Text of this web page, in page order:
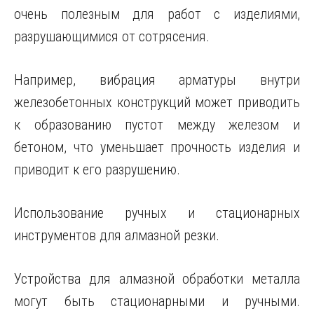
очень полезным для работ с изделиями,
разрушающимися от сотрясения.
Например, вибрация арматуры внутри
железобетонных конструкций может приводить
к образованию пустот между железом и
бетоном, что уменьшает прочность изделия и
приводит к его разрушению.
Использование ручных и стационарных
инструментов для алмазной резки.
Устройства для алмазной обработки металла
могут быть стационарными и ручными.